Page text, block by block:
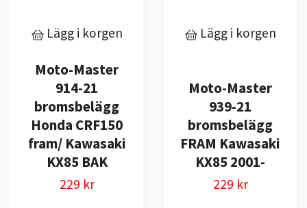
Lägg i korgen
Moto-Master
914-21
bromsbelägg
Honda CRF150
fram/ Kawasaki
KX85 BAK
229 kr
Lägg i korgen
Moto-Master
939-21
bromsbelägg
FRAM Kawasaki
KX85 2001-
229 kr